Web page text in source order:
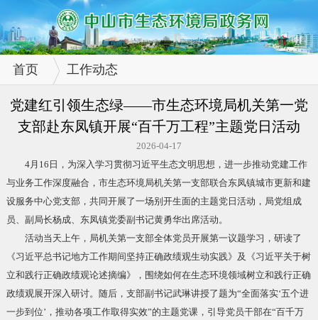
首页 工作动态
党建红引领生态绿——市生态环境局机关第一党
支部赴东凤镇开展“百千万工程”主题党日活动
2026-04-17
4月16日，为深入学习贯彻习近平生态文明思想，进一步推动党建工作
与业务工作深度融合，市生态环境局机关第一支部联合东凤镇城市更新和建
设服务中心党支部，共同开展了一场别开生面的主题党日活动，局党组成
员、副局长杨成、东凤镇党委副书记黄勇华出席活动。
活动当天上午，局机关第一支部全体党员开展第一议题学习，研读了
《习近平总书记地方工作期间坚持正确政绩观生动实践》及《习近平关于树
立和践行正确政绩观论述摘编》，围绕如何在生态环境领域树立和践行正确
政绩观展开深入研讨。随后，支部副书记武琳讲授了题为“全面落实‘五个进
一步到位’，推动各项工作取得实效”的主题党课，引导党员干部在“百千万